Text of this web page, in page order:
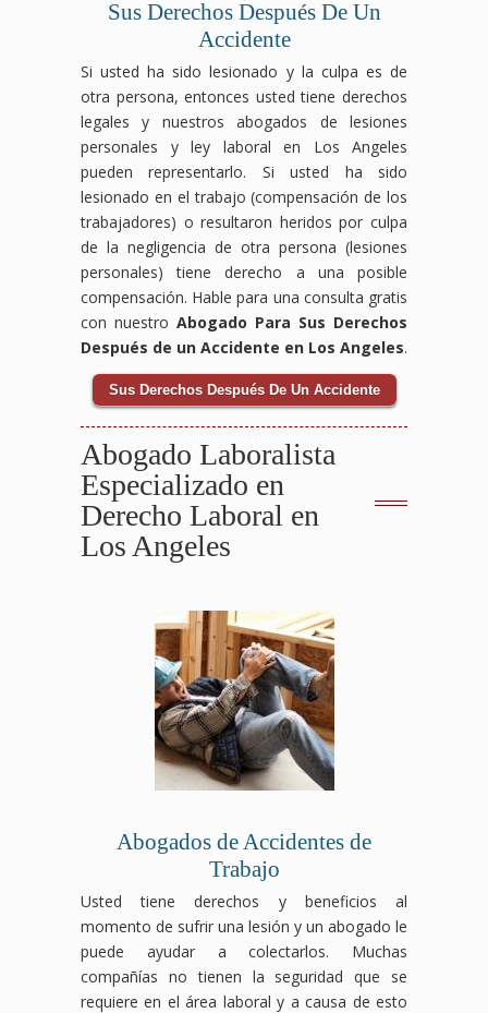
Sus Derechos Después De Un
Accidente
Si usted ha sido lesionado y la culpa es de
otra persona, entonces usted tiene derechos
legales y nuestros abogados de lesiones
personales y ley laboral en Los Angeles
pueden representarlo. Si usted ha sido
lesionado en el trabajo (compensación de los
trabajadores) o resultaron heridos por culpa
de la negligencia de otra persona (lesiones
personales) tiene derecho a una posible
compensación. Hable para una consulta gratis
con nuestro Abogado Para Sus Derechos
Después de un Accidente en Los Angeles.
Sus Derechos Después De Un Accidente
Abogado Laboralista
Especializado en
Derecho Laboral en
Los Angeles
Abogados de Accidentes de
Trabajo
Usted tiene derechos y beneficios al
momento de sufrir una lesión y un abogado le
puede ayudar a colectarlos. Muchas
compañías no tienen la seguridad que se
requiere en el área laboral y a causa de esto